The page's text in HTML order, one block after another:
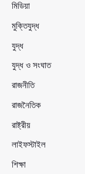
মিডিয়া
মুক্তিযুদ্ধ
যুদ্ধ
যুদ্ধ ও সংঘাত
রাজনীতি
রাজনৈতিক
রাষ্ট্রীয়
লাইফস্টাইল
শিক্ষা